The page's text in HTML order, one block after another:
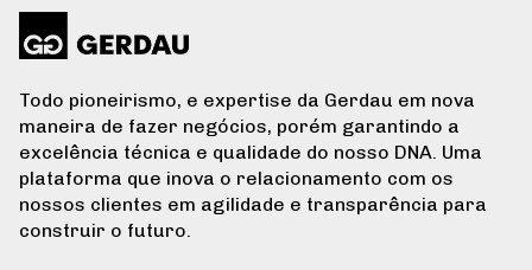
Todo pioneirismo, e expertise da Gerdau em nova
maneira de fazer negócios, porém garantindo a
excelência técnica e qualidade do nosso DNA. Uma
plataforma que inova o relacionamento com os
nossos clientes em agilidade e transparência para
construir o futuro.